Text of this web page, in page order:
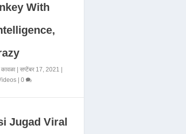
With
कावळा| सप्टेंबर 17, 2021 |
| 0
Jugad Viral